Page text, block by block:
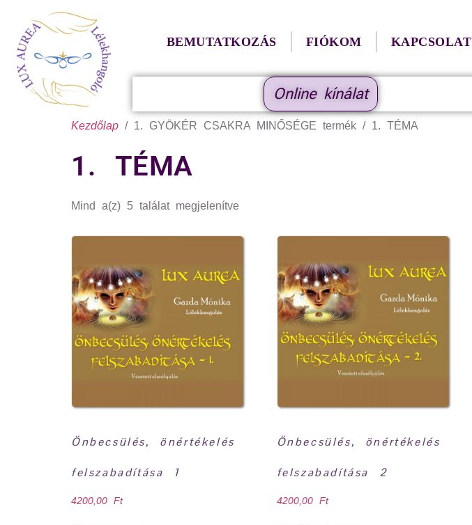
BEMUTATKOZÁS FIÓKOM KAPCSOLAT
Online kínálat
Kezdőlap / 1. GYÖKÉR CSAKRA MINŐSÉGE termék / 1. TÉMA
1. TÉMA
Mind a(z) 5 találat megjelenítve
Önbecsülés, önértékelés
felszabadítása 1
4200,00 Ft
Önbecsülés, önértékelés
felszabadítása 2
4200,00 Ft